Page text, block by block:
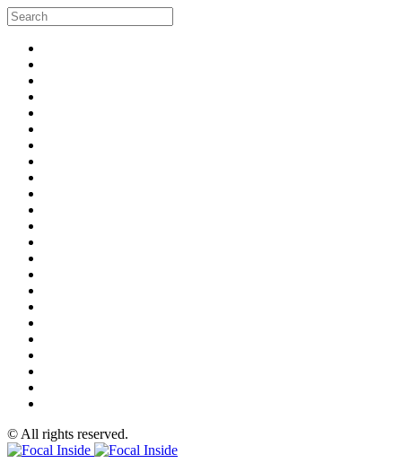
© All rights reserved.